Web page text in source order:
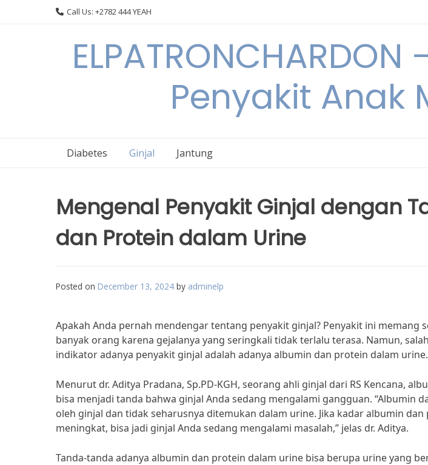
Call Us: +2782 444 YEAH
Penyakit Anak
Diabetes Ginjal Jantung
Mengenal Penyakit Ginjal dengan
dan Protein dalam Urine
Posted on December 13, 2024 by adminelp
Apakah Anda pernah mendengar tentang penyakit ginjal? Penyakit ini memang
banyak orang karena gejalanya yang seringkali tidak terlalu terasa. Namun,
indikator adanya penyakit ginjal adalah adanya albumin dan protein dalam urine.
Menurut dr. Aditya Pradana, Sp.PD-KGH, seorang ahli ginjal dari RS Kencana,
bisa menjadi tanda bahwa ginjal Anda sedang mengalami gangguan. “Albumin
oleh ginjal dan tidak seharusnya ditemukan dalam urine. Jika kadar albumin
meningkat, bisa jadi ginjal Anda sedang mengalami masalah,” jelas dr. Aditya.
Tanda-tanda adanya albumin dan protein dalam urine bisa berupa urine yang